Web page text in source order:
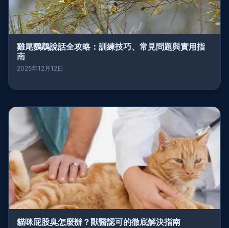
雞尾鸚鵡說話全攻略：訓練技巧、常見問題與實用指
南
2025年12月12日
貓咪屁股臭怎麼辦？獸醫認可的徹底解決指南